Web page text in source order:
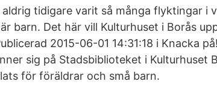
aldrig tidigare varit så många flyktingar i
barn. Det här vill Kulturhuset i Borås
2015-06-01 14:31:18 i Knacka
sig på Stadsbiblioteket i Kulturhuset
för föräldrar och små barn.